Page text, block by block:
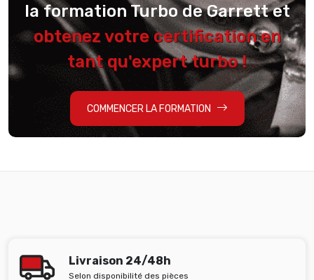
la formation Turbo de Garrett et
obtenez votre certification en
tant qu'expert turbo !
COMMENCER LA FORMATION
Livraison 24/48h
Selon disponibilité des pièces